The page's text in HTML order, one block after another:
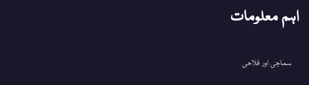
اہم معلومات
سماجی اور فلاحی